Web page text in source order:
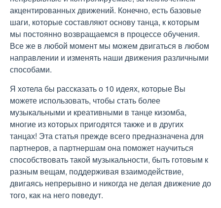
акцентированных движений. Конечно, есть базовые
шаги, которые составляют основу танца, к которым
мы постоянно возвращаемся в процессе обучения.
Все же в любой момент мы можем двигаться в любом
направлении и изменять наши движения различными
способами.
Я хотела бы рассказать о 10 идеях, которые Вы
можете использовать, чтобы стать более
музыкальными и креативными в танце кизомба,
многие из которых пригодятся также и в других
танцах! Эта статья прежде всего предназначена для
партнеров, а партнершам она поможет научиться
способствовать такой музыкальности, быть готовым к
разным вещам, поддерживая взаимодействие,
двигаясь непрерывно и никогда не делая движение до
того, как на него поведут.